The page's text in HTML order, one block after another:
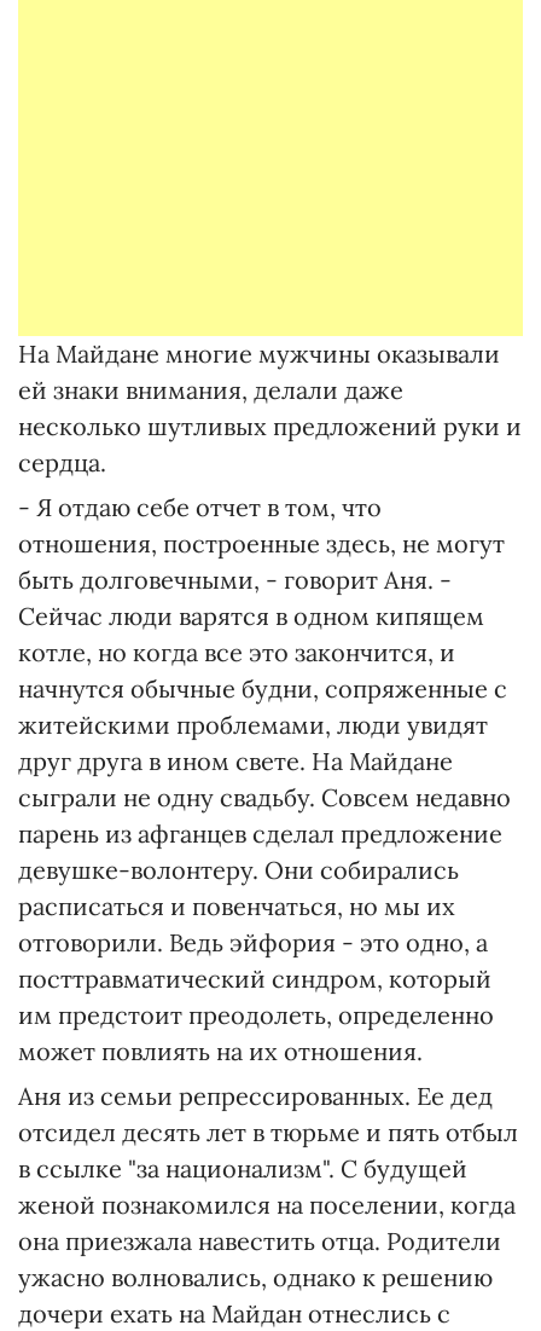
На Майдане многие мужчины оказывали
ей знаки внимания, делали даже
несколько шутливых предложений руки и
сердца.
- Я отдаю себе отчет в том, что
отношения, построенные здесь, не могут
быть долговечными, - говорит Аня. -
Сейчас люди варятся в одном кипящем
котле, но когда все это закончится, и
начнутся обычные будни, сопряженные с
житейскими проблемами, люди увидят
друг друга в ином свете. На Майдане
сыграли не одну свадьбу. Совсем недавно
парень из афганцев сделал предложение
девушке-волонтеру. Они собирались
расписаться и повенчаться, но мы их
отговорили. Ведь эйфория - это одно, а
посттравматический синдром, который
им предстоит преодолеть, определенно
может повлиять на их отношения.
Аня из семьи репрессированных. Ее дед
отсидел десять лет в тюрьме и пять отбыл
в ссылке "за национализм". С будущей
женой познакомился на поселении, когда
она приезжала навестить отца. Родители
ужасно волновались, однако к решению
дочери ехать на Майдан отнеслись с